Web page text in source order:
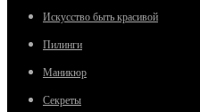
Искусство быть красивой
Пилинги
Маникюр
Секреты